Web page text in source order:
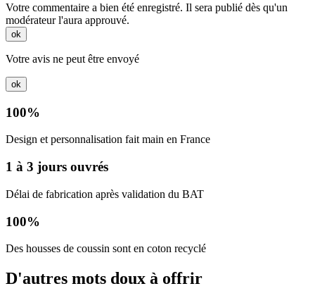
Votre commentaire a bien été enregistré. Il sera publié dès qu'un
modérateur l'aura approuvé.
ok
Votre avis ne peut être envoyé
ok
100%
Design et personnalisation fait main en France
1 à 3 jours ouvrés
Délai de fabrication après validation du BAT
100%
Des housses de coussin sont en coton recyclé
D'autres mots doux à offrir